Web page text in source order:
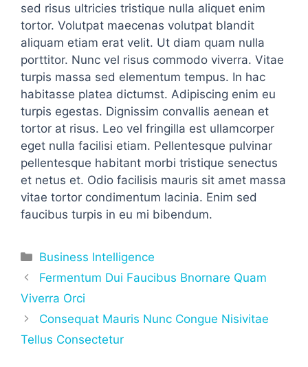
sed risus ultricies tristique nulla aliquet enim
tortor. Volutpat maecenas volutpat blandit
aliquam etiam erat velit. Ut diam quam nulla
porttitor. Nunc vel risus commodo viverra. Vitae
turpis massa sed elementum tempus. In hac
habitasse platea dictumst. Adipiscing enim eu
turpis egestas. Dignissim convallis aenean et
tortor at risus. Leo vel fringilla est ullamcorper
eget nulla facilisi etiam. Pellentesque pulvinar
pellentesque habitant morbi tristique senectus
et netus et. Odio facilisis mauris sit amet massa
vitae tortor condimentum lacinia. Enim sed
faucibus turpis in eu mi bibendum.
Categorias
Business Intelligence
Fermentum Dui Faucibus Bnornare Quam
Viverra Orci
Consequat Mauris Nunc Congue Nisivitae
Tellus Consectetur